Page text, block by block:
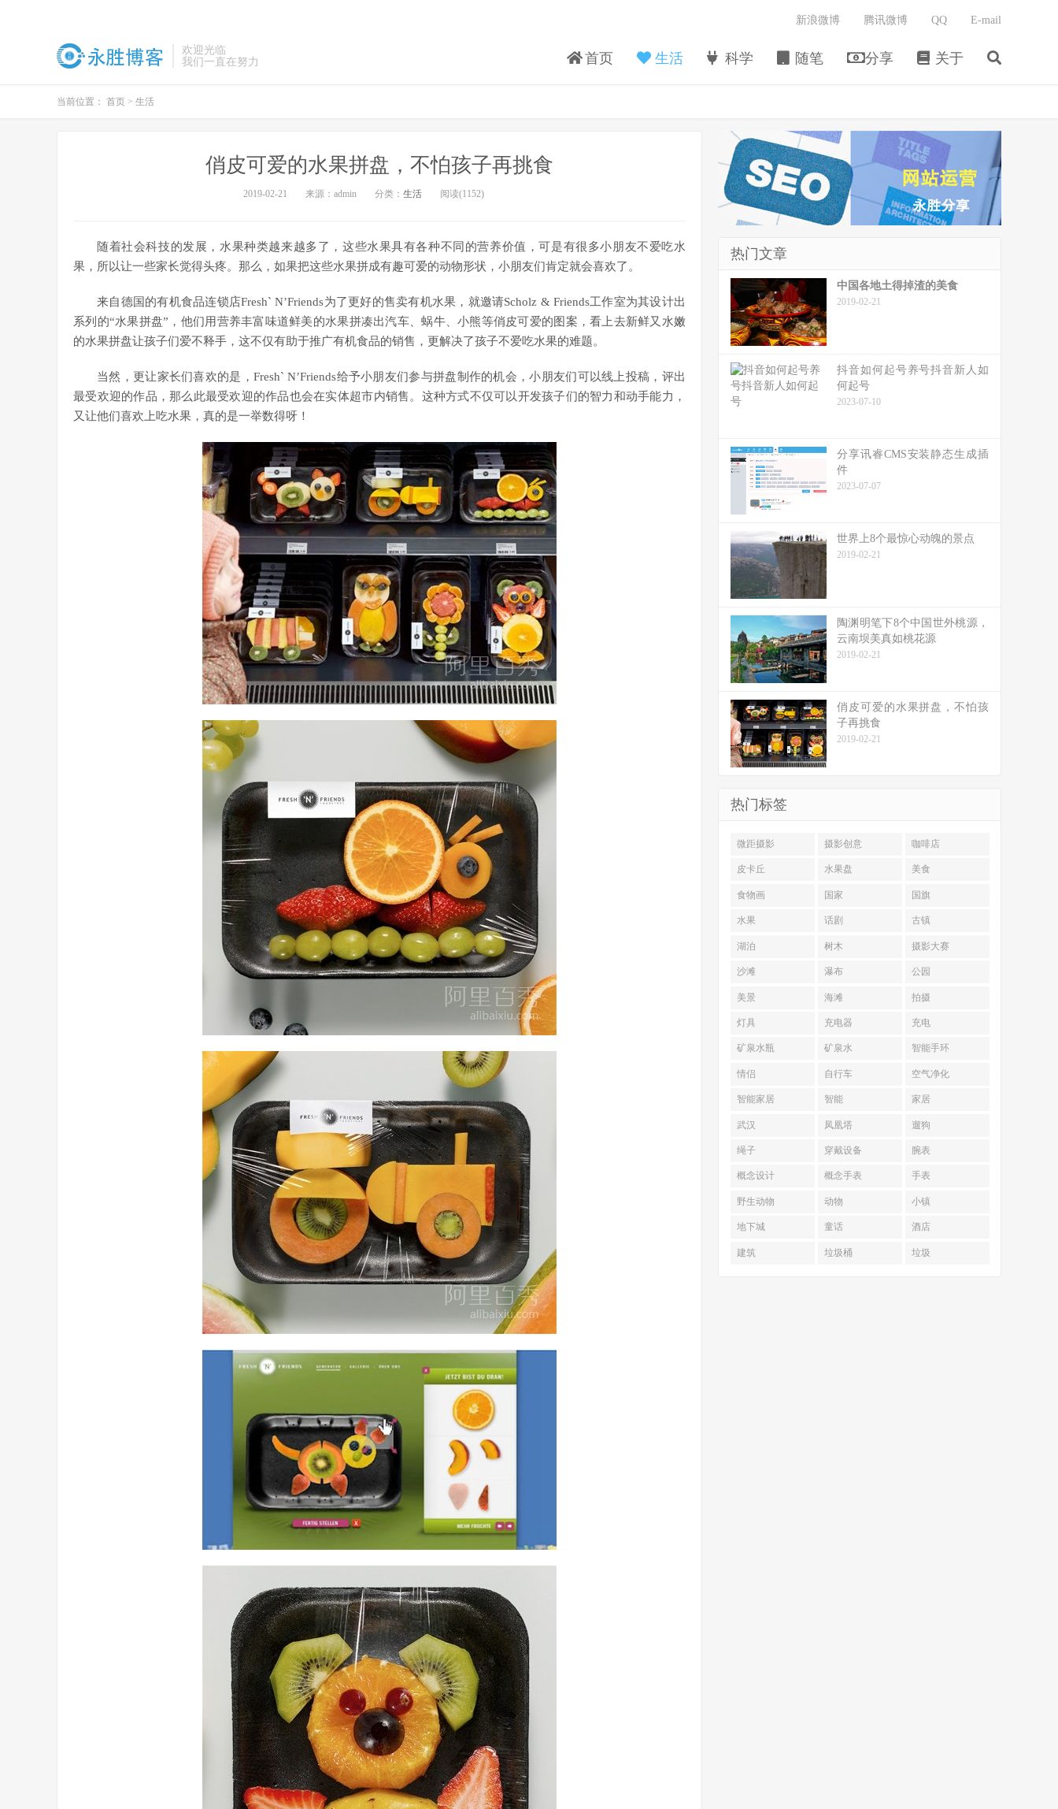
欢迎光临
我们一直在努力
首页 生活 科学 随笔 分享 关于
新浪微博 腾讯微博 QQ E-mail
当前位置： 首页 > 生活
俏皮可爱的水果拼盘，不怕孩子再挑食
2019-02-21 来源：admin 分类： 生活 阅读(1152)
随着社会科技的发展，水果种类越来越多了，这些水果具有各种不同的营养价值，可是有很多小朋友不爱吃水
果，所以让一些家长觉得头疼。那么，如果把这些水果拼成有趣可爱的动物形状，小朋友们肯定就会喜欢了。
来自德国的有机食品连锁店Fresh` N’Friends为了更好的售卖有机水果，就邀请Scholz & Friends工作室为其设计出
系列的“水果拼盘”，他们用营养丰富味道鲜美的水果拼凑出汽车、蜗牛、小熊等俏皮可爱的图案，看上去新鲜又水嫩
的水果拼盘让孩子们爱不释手，这不仅有助于推广有机食品的销售，更解决了孩子不爱吃水果的难题。
当然，更让家长们喜欢的是，Fresh` N’Friends给予小朋友们参与拼盘制作的机会，小朋友们可以线上投稿，评出
最受欢迎的作品，那么此最受欢迎的作品也会在实体超市内销售。这种方式不仅可以开发孩子们的智力和动手能力，
又让他们喜欢上吃水果，真的是一举数得呀！
热门文章
中国各地土得掉渣的美食
2019-02-21
抖音如何起号养号抖音新人如
何起号
2023-07-10
分享讯睿CMS安装静态生成插
件
2023-07-07
世界上8个最惊心动魄的景点
2019-02-21
陶渊明笔下8个中国世外桃源，
云南坝美真如桃花源
2019-02-21
俏皮可爱的水果拼盘，不怕孩
子再挑食
2019-02-21
热门标签
微距摄影 摄影创意 咖啡店
皮卡丘 水果盘 美食
食物画 国家 国旗
水果 话剧 古镇
湖泊 树木 摄影大赛
沙滩 瀑布 公园
美景 海滩 拍摄
灯具 充电器 充电
矿泉水瓶 矿泉水 智能手环
情侣 自行车 空气净化
智能家居 智能 家居
武汉 凤凰塔 遛狗
绳子 穿戴设备 腕表
概念设计 概念手表 手表
野生动物 动物 小镇
地下城 童话 酒店
建筑 垃圾桶 垃圾